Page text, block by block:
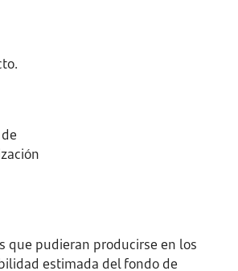
que pudieran producirse en los
estimada del fondo de